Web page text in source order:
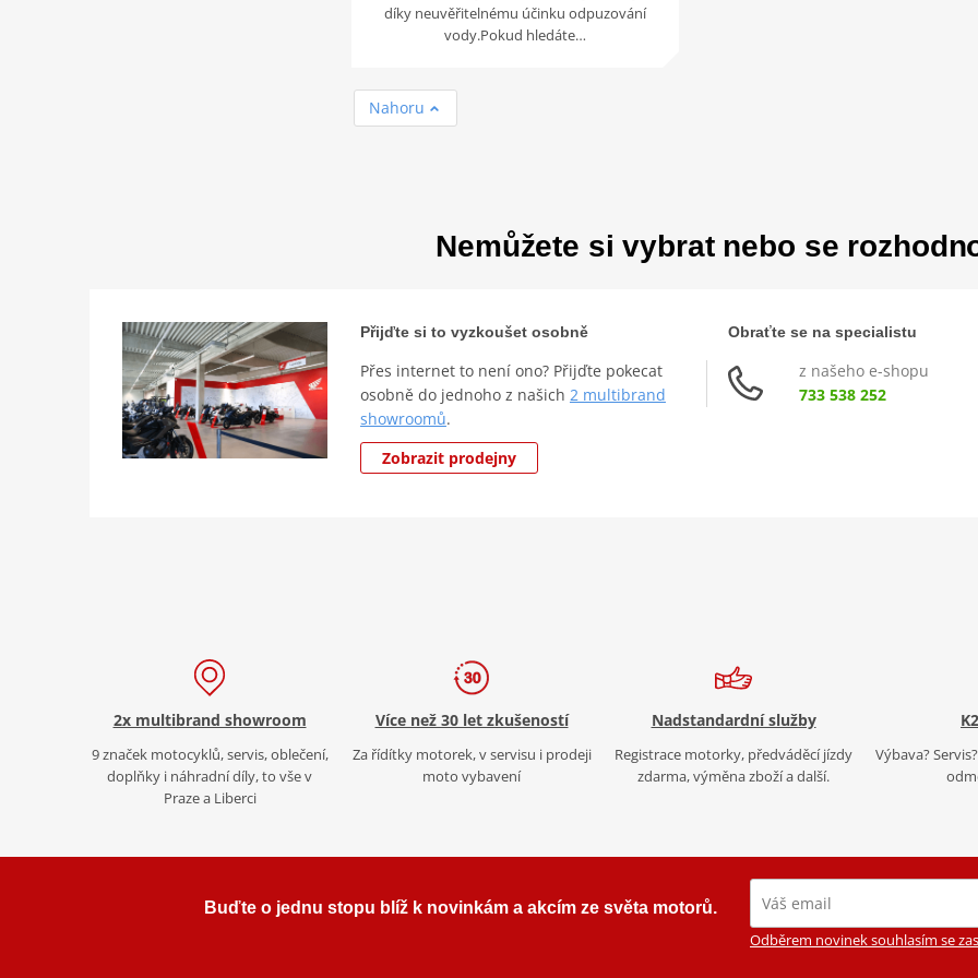
díky neuvěřitelnému účinku odpuzování
vody.Pokud hledáte…
Nahoru
Nemůžete si vybrat nebo se
Přijďte si to vyzkoušet osobně
Přes internet to není ono? Přijďte pokecat
osobně do jednoho z našich 2 multibrand
showroomů.
Zobrazit prodejny
Obraťte se na specialistu
z našeho e-shopu
733 538 252
2x multibrand showroom
9 značek motocyklů, servis, oblečení,
doplňky i náhradní díly, to vše v
Praze a Liberci
Více než 30 let zkušeností
Za řídítky motorek, v servisu i prodeji
moto vybavení
Nadstandardní služby
Registrace motorky, předváděcí jízdy
zdarma, výměna zboží a další.
Výbava?
Buďte o jednu stopu blíž k novinkám a akcím ze světa motorů.
Odběrem novinek souhlasím se